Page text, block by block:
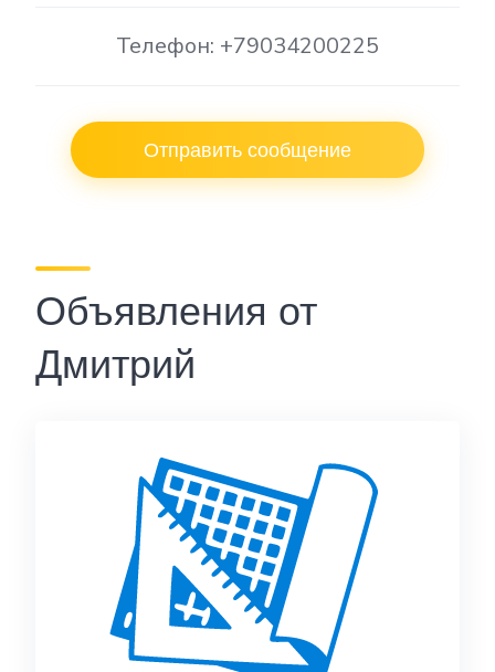
Телефон: +79034200225
Отправить сообщение
Объявления от
Дмитрий